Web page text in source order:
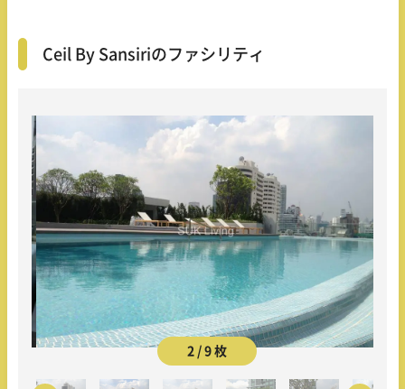
Ceil By Sansiriのファシリティ
2 / 9 枚